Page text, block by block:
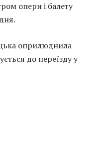
опери і балету
оприлюднила
до переїзду у